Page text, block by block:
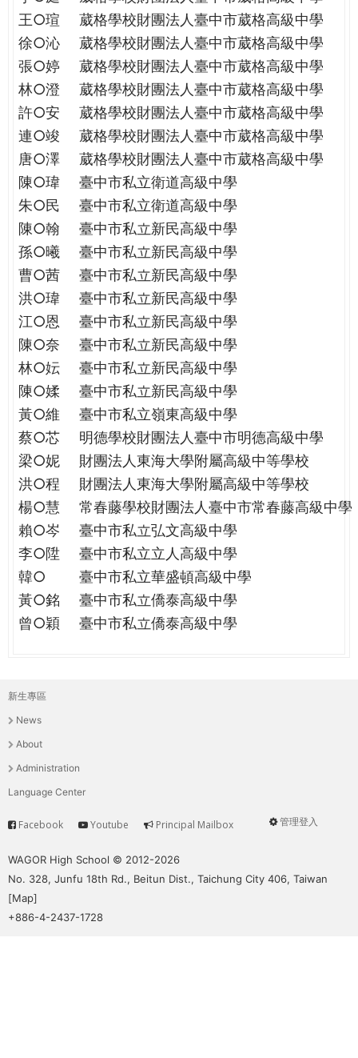
王○瑄
葳格學校財團法人臺中市葳格高級中學
徐○沁
葳格學校財團法人臺中市葳格高級中學
張○婷
葳格學校財團法人臺中市葳格高級中學
林○澄
葳格學校財團法人臺中市葳格高級中學
許○安
葳格學校財團法人臺中市葳格高級中學
連○竣
葳格學校財團法人臺中市葳格高級中學
唐○澤
葳格學校財團法人臺中市葳格高級中學
陳○瑋
臺中市私立衛道高級中學
朱○民
臺中市私立衛道高級中學
陳○翰
臺中市私立新民高級中學
孫○曦
臺中市私立新民高級中學
曹○茜
臺中市私立新民高級中學
洪○瑋
臺中市私立新民高級中學
江○恩
臺中市私立新民高級中學
陳○奈
臺中市私立新民高級中學
林○妘
臺中市私立新民高級中學
陳○媃
臺中市私立新民高級中學
黃○維
臺中市私立嶺東高級中學
蔡○芯
明德學校財團法人臺中市明德高級中學
梁○妮
財團法人東海大學附屬高級中等學校
洪○程
財團法人東海大學附屬高級中等學校
楊○慧
常春藤學校財團法人臺中市常春藤高級中學
賴○岑
臺中市私立弘文高級中學
李○陞
臺中市私立立人高級中學
韓○
臺中市私立華盛頓高級中學
黃○銘
臺中市私立僑泰高級中學
曾○穎
臺中市私立僑泰高級中學
主
選
單
新生專區
News
About
Administration
Language Center
User
管理登入
Service
Facebook Youtube Principal Mailbox
WAGOR High School © 2012-2026
No. 328, Junfu 18th Rd., Beitun Dist., Taichung City 406, Taiwan
[Map]
+886-4-2437-1728